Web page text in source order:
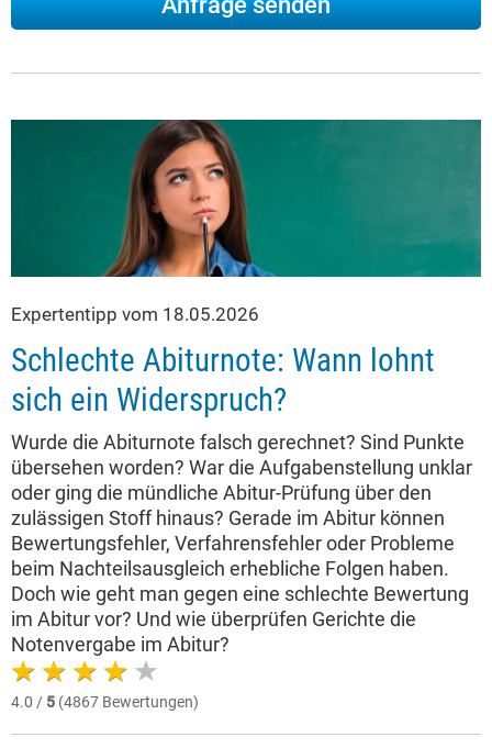
Expertentipp vom 18.05.2026
Schlechte Abiturnote: Wann lohnt
sich ein Widerspruch?
Wurde die Abiturnote falsch gerechnet? Sind Punkte
übersehen worden? War die Aufgabenstellung unklar
oder ging die mündliche Abitur-Prüfung über den
zulässigen Stoff hinaus? Gerade im Abitur können
Bewertungsfehler, Verfahrensfehler oder Probleme
beim Nachteilsausgleich erhebliche Folgen haben.
Doch wie geht man gegen eine schlechte Bewertung
im Abitur vor? Und wie überprüfen Gerichte die
Notenvergabe im Abitur?
4.0 / 5 (4867 Bewertungen)